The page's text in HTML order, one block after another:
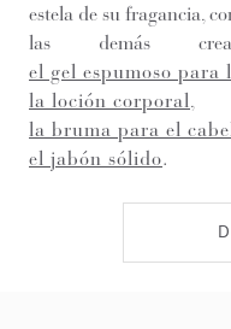
estela de su fragancia,
las demás
el gel espumoso para
la loción corporal
la bruma para el
el jabón sólido.